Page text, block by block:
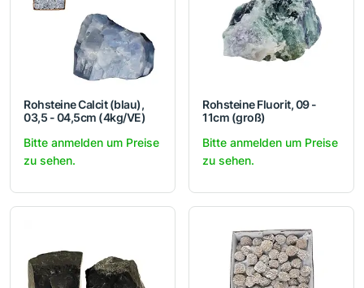
Rohsteine Calcit (blau),
03,5 - 04,5cm (4kg/VE)
Bitte anmelden um Preise
zu sehen.
Rohsteine Fluorit, 09 -
11cm (groß)
Bitte anmelden um Preise
zu sehen.